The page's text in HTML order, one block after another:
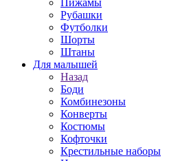
Пижамы
Рубашки
Футболки
Шорты
Штаны
Для малышей
Назад
Боди
Комбинезоны
Конверты
Костюмы
Кофточки
Крестильные наборы